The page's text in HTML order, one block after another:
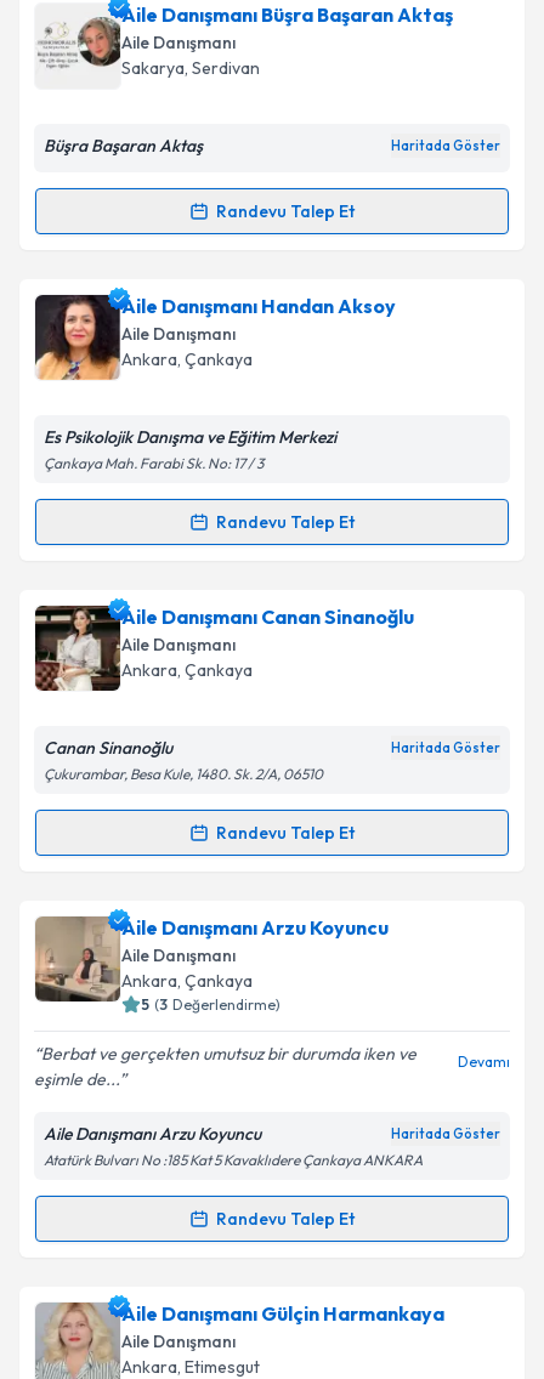
Takvim Talebini Gönder
Aile Danışmanı Emine Ayrancıiçin randevu takvimi
talebi oluşturun. Size bu uzmandan randevu almanız
için bir takvim hazırlandığında e-posta ile
bilgilendireceğiz.
kapsamda işlenmesini kabul ediyorum.
Aile Danışmanı Büşra Başaran Aktaş
Aile Danışmanı
Sakarya, Serdivan
Büşra Başaran Aktaş Haritada Göster
Randevu Talep Et
Randevu Takvimi Talebi
Aile Danışmanı Büşra Başaran Aktaşiçin randevu
takvimi talebi oluşturun. Size bu uzmandan randevu
almanız için bir takvim hazırlandığında e-posta ile
bilgilendireceğiz.
Kişisel verilerimin işlenmesine ilişkinAydınlatma
kapsamda işlenmesini kabul ediyorum.
Takvim Talebini Gönder
Aile Danışmanı Handan Aksoy
Aile Danışmanı
Ankara, Çankaya
Es Psikolojik Danışma ve Eğitim Merkezi
Çankaya Mah. Farabi Sk. No: 17 / 3
Randevu Talep Et
Randevu Takvimi Talebi
Aile Danışmanı Handan Aksoyiçin randevu takvimi
talebi oluşturun. Size bu uzmandan randevu almanız
için bir takvim hazırlandığında e-posta ile
bilgilendireceğiz.
Kişisel verilerimin işlenmesine ilişkinAydınlatma
kapsamda işlenmesini kabul ediyorum.
Takvim Talebini Gönder
Aile Danışmanı Canan Sinanoğlu
Aile Danışmanı
Ankara, Çankaya
Canan Sinanoğlu Haritada Göster
Çukurambar, Besa Kule, 1480. Sk. 2/A, 06510
Randevu Talep Et
Randevu Takvimi Talebi
Aile Danışmanı Canan Sinanoğluiçin randevu
takvimi talebi oluşturun. Size bu uzmandan randevu
almanız için bir takvim hazırlandığında e-posta ile
bilgilendireceğiz.
E-posta Adresiniz
Kişisel verilerimin işlenmesine ilişkinAydınlatma
Metni'ni okudum ve kişisel verilerimin belirtilen
kapsamda işlenmesini kabul ediyorum.
Aile Danışmanı Arzu Koyuncu
Aile Danışmanı
Ankara, Çankaya
5 (3 Değerlendirme)
Berbat ve gerçekten umutsuz bir durumda iken ve
eşimle de...
Devamı
Aile Danışmanı Arzu Koyuncu Haritada Göster
Atatürk Bulvarı No :185 Kat 5 Kavaklıdere Çankaya ANKARA
Randevu Talep Et
Randevu Takvimi Talebi
Aile Danışmanı Arzu Koyuncuiçin randevu takvimi
talebi oluşturun. Size bu uzmandan randevu almanız
için bir takvim hazırlandığında e-posta ile
Aile Danışmanı Gülçin Harmankaya
Aile Danışmanı
Ankara, Etimesgut